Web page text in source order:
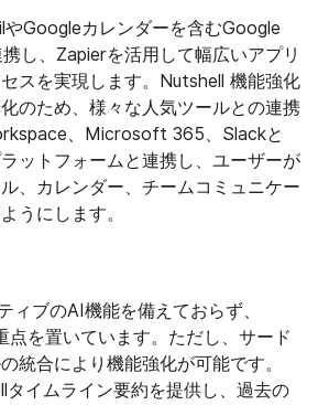
Googleカレンダーを含むGoogle
し、Zapierを活用して幅広いアプリ
スを実現します。Nutshell 機能強化
のため、様々な人気ツールとの連携
、Microsoft 365、Slackと
ットフォームと連携し、ユーザーが
、カレンダー、チームコミュニケー
うにします。
ィブのAI機能を備えておらず、
点を置いています。ただし、サード
統合により機能強化が可能です。
タイムライン要約を提供し、過去の